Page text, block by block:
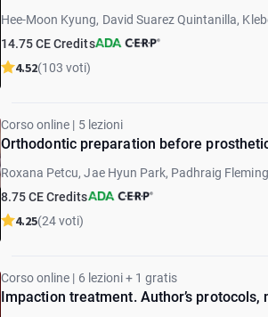
Hee-Moon Kyung, David Suarez Quintanilla,
14.75 CE Credits
4.52(103 voti)
Corso online | 5 lezioni
Оrthodontic preparation before
Roxana Petcu, Jae Hyun Park, Padhraig
8.75 CE Credits
4.25(24 voti)
Corso online | 6 lezioni + 1 gratis
Impaction treatment. Author’s